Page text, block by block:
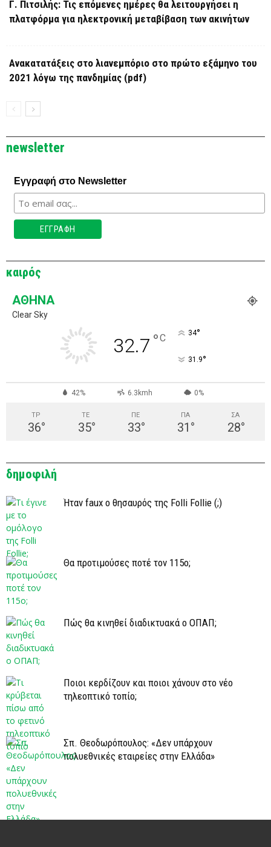
Γ. Πιτσιλής: Τις επόμενες ημέρες θα λειτουργήσει η
πλατφόρμα για ηλεκτρονική μεταβίβαση των ακινήτων
Ανακατατάξεις στο λιανεμπόριο στο πρώτο εξάμηνο του
2021 λόγω της πανδημίας (pdf)
newsletter
Εγγραφή στο Newsletter
καιρός
ΑΘΉΝΑ
Clear Sky
32.7 °C 34°
31.9°
42% 6.3kmh 0%
ΤΡ
36°
ΤΕ
35°
ΠΕ
33°
ΠΑ
31 °
ΣΑ
28°
δημοφιλή
Ήταν faux ο θησαυρός της Folli Follie (;)
Θα προτιμούσες ποτέ τον 115ο;
Πώς θα κινηθεί διαδικτυακά ο ΟΠΑΠ;
Ποιοι κερδίζουν και ποιοι χάνουν στο νέο
τηλεοπτικό τοπίο;
Σπ. Θεοδωρόπουλος: «Δεν υπάρχουν
πολυεθνικές εταιρείες στην Ελλάδα»